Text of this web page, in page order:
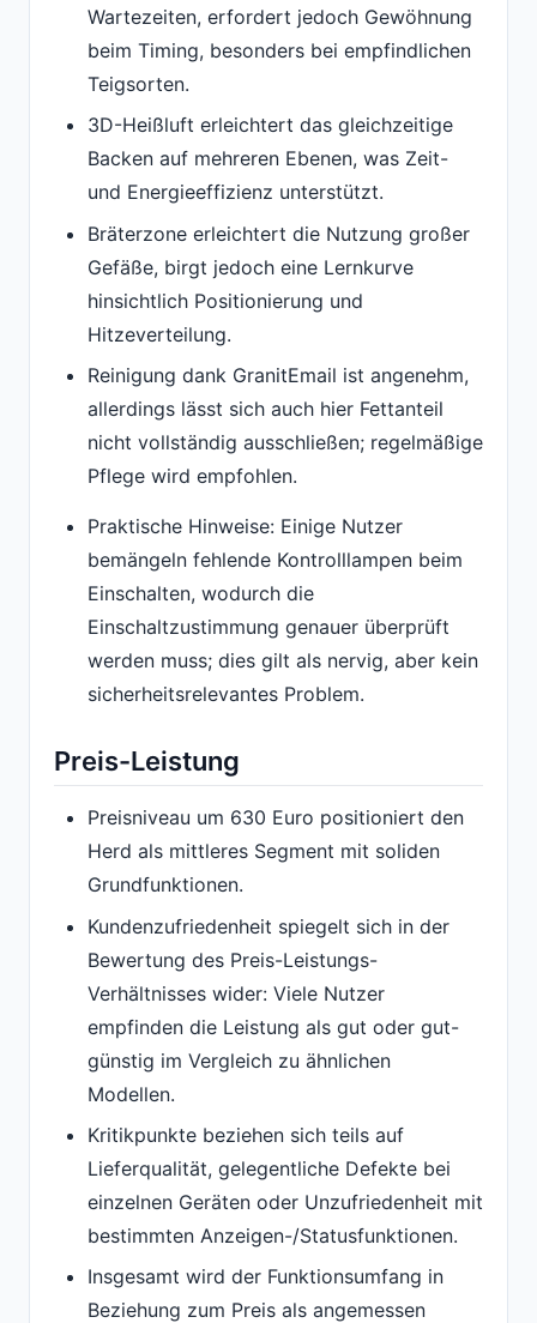
Wartezeiten, erfordert jedoch Gewöhnung
beim Timing, besonders bei empfindlichen
Teigsorten.
3D-Heißluft erleichtert das gleichzeitige
Backen auf mehreren Ebenen, was Zeit-
und Energieeffizienz unterstützt.
Bräterzone erleichtert die Nutzung großer
Gefäße, birgt jedoch eine Lernkurve
hinsichtlich Positionierung und
Hitzeverteilung.
Reinigung dank GranitEmail ist angenehm,
allerdings lässt sich auch hier Fettanteil
nicht vollständig ausschließen; regelmäßige
Pflege wird empfohlen.
Praktische Hinweise: Einige Nutzer
bemängeln fehlende Kontrolllampen beim
Einschalten, wodurch die
Einschaltzustimmung genauer überprüft
werden muss; dies gilt als nervig, aber kein
sicherheitsrelevantes Problem.
Preis-Leistung
Preisniveau um 630 Euro positioniert den
Herd als mittleres Segment mit soliden
Grundfunktionen.
Kundenzufriedenheit spiegelt sich in der
Bewertung des Preis-Leistungs-
Verhältnisses wider: Viele Nutzer
empfinden die Leistung als gut oder gut-
günstig im Vergleich zu ähnlichen
Modellen.
Kritikpunkte beziehen sich teils auf
Lieferqualität, gelegentliche Defekte bei
einzelnen Geräten oder Unzufriedenheit mit
bestimmten Anzeigen-/Statusfunktionen.
Insgesamt wird der Funktionsumfang in
Beziehung zum Preis als angemessen